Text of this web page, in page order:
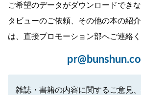
ご希望のデータがダウンロードでき
タビューのご依頼、その他の本の紹
は、直接プロモーション部へご連絡く
雑誌・書籍の内容に関するご意見